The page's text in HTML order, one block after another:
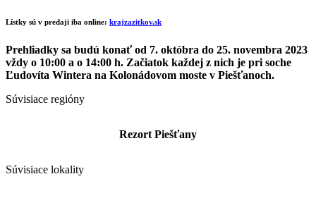
Lístky sú v predaji iba online: krajzazitkov.sk
Prehliadky sa budú konať od 7. októbra do 25. novembra 2023
vždy o 10:00 a o 14:00 h. Začiatok každej z nich je pri soche
Ľudovíta Wintera na Kolonádovom moste v Piešťanoch.
Súvisiace regióny
Rezort Piešťany
Súvisiace lokality